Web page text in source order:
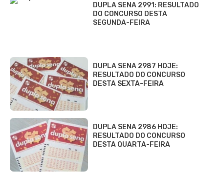
DUPLA SENA 2991: RESULTADO
DO CONCURSO DESTA
SEGUNDA-FEIRA
DUPLA SENA 2987 HOJE:
RESULTADO DO CONCURSO
DESTA SEXTA-FEIRA
DUPLA SENA 2986 HOJE:
RESULTADO DO CONCURSO
DESTA QUARTA-FEIRA